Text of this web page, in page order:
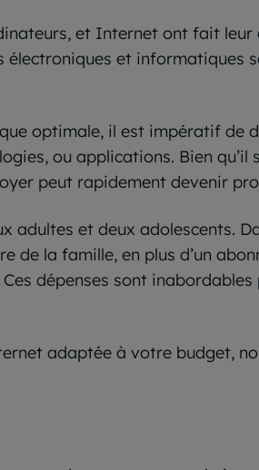
et Internet ont fait
électroniques et informatiques
optimale, il est impératif de
ou applications. Bien
peut rapidement devenir
adultes et deux adolescents.
de la famille, en plus d’un
dépenses sont
adaptée à votre budget,